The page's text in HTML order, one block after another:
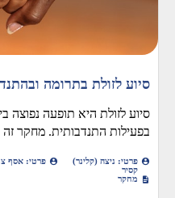
סיוע לזולת בתרומה
סיוע לזולת היא תופעה נפוצה
בפעילות התנדבותית. מחקר
פרטי: ניצה (קלינר)
קסיר
פרטי: אסף
מחקר